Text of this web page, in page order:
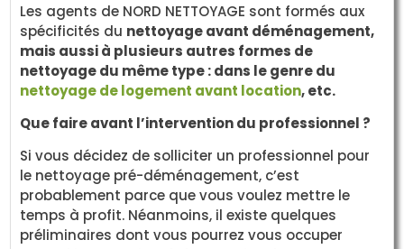
Les agents de NORD NETTOYAGE sont formés aux
spécificités du nettoyage avant déménagement,
mais aussi à plusieurs autres formes de
nettoyage du même type : dans le genre du
nettoyage de logement avant location, etc.
Que faire avant l’intervention du professionnel ?
Si vous décidez de solliciter un professionnel pour
le nettoyage pré-déménagement, c’est
probablement parce que vous voulez mettre le
temps à profit. Néanmoins, il existe quelques
préliminaires dont vous pourrez vous occuper